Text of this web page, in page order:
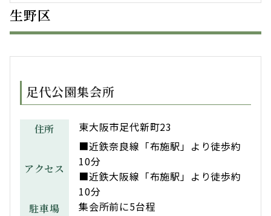
生野区
足代公園集会所
住所 東大阪市足代新町23
アクセス
■近鉄奈良線「布施駅」より徒歩約
10分
■近鉄大阪線「布施駅」より徒歩約
10分
駐車場 集会所前に5台程